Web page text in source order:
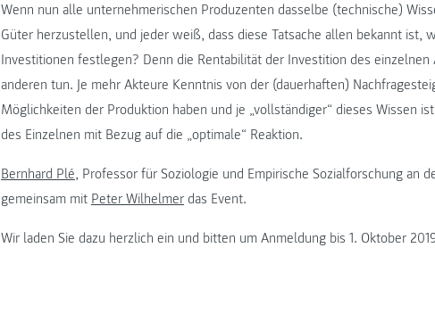
Wenn nun alle unternehmerischen Produzenten dasselbe (technische)
Güter herzustellen, und jeder weiß, dass diese Tatsache allen bekannt ist,
Investitionen festlegen? Denn die Rentabilität der Investition des einzelnen
anderen tun. Je mehr Akteure Kenntnis von der (dauerhaften)
Möglichkeiten der Produktion haben und je „vollständiger“ dieses Wissen
des Einzelnen mit Bezug auf die „optimale“ Reaktion.
Bernhard Plé, Professor für Soziologie und Empirische Sozialforschung an
gemeinsam mit Peter Wilhelmer das Event.
Wir laden Sie dazu herzlich ein und bitten um Anmeldung bis 1. Oktober